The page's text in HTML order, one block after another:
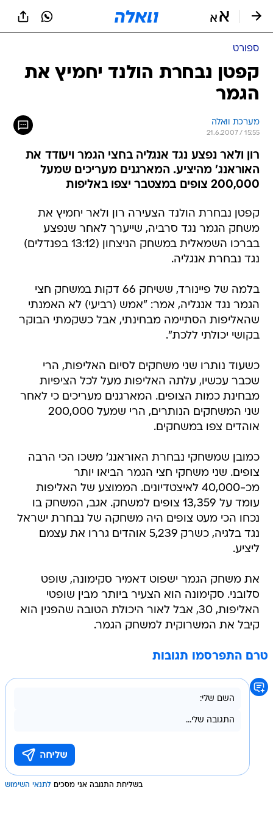
ספורט
קפטן נבחרת הולנד יחמיץ את
הגמר
מערכת וואלה
21.6.2007 / 15:55
רון ולאר נפצע נגד אנגליה בחצי הגמר ויעודד את
האוראנג' מהיציע. המארגנים מעריכים שמעל
200,000 צופים במצטבר יצפו באליפות
קפטן נבחרת הולנד הצעירה רון ולאר יחמיץ את
משחק הגמר נגד סרביה, שייערך לאחר שנפצע
בברכו השמאלית במשחק הניצחון (13:12 בפנדלים)
נגד נבחרת אנגליה.
בלמה של פיינורד, ששיחק 66 דקות במשחק חצי
הגמר נגד אנגליה, אמר: "אמש (רביעי) לא האמנתי
שהאליפות הסתיימה מבחינתי, אבל כשקמתי הבוקר
בקושי יכולתי ללכת".
כשעוד נותרו שני משחקים לסיום האליפות, הרי
שכבר עכשיו, עלתה האליפות מעל לכל הציפיות
מבחינת כמות הצופים. המארגנים מעריכים כי לאחר
שני המשחקים הנותרים, הרי שמעל 200,000
אוהדים צפו במשחקים.
כמובן שמשחקי נבחרת האוראנג' משכו הכי הרבה
צופים. שני משחקי חצי הגמר הביאו יותר
מכ-40,000 לאיצטדיונים. הממוצע של האליפות
עומד על 13,359 צופים למשחק. אגב, המשחק בו
נכחו הכי מעט צופים היה משחקה של נבחרת ישראל
נגד בלגיה, כשרק 5,239 אוהדים גררו את עצמם
ליציע.
את משחק הגמר ישפוט דאמיר סקימונה, שופט
סלובני. סקימונה הוא הצעיר ביותר מבין שופטי
האליפות, 30, אבל לאור היכולת הטובה שהפגין הוא
קיבל את המשרוקית למשחק הגמר.
טרם התפרסמו תגובות
בשליחת התגובה אני מסכים לתנאי השימוש